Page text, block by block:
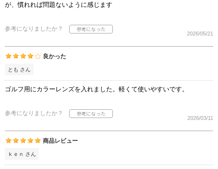
が、慣れれば問題ないように感じます
参考になりましたか？
2026/05/21
良かった
とも さん
ゴルフ用にカラーレンズを入れました。軽くて使いやすいです。
参考になりましたか？
2026/03/11
商品レビュー
ｋｅｎ さん